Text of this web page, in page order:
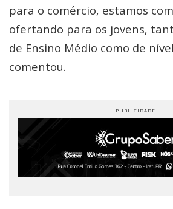
para o comércio, estamos
ofertando para os jovens,
de Ensino Médio como de
comentou.